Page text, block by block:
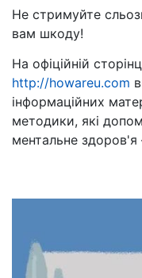
Не стримуйте
вам шкоду!
На офіційній
http://howareu.com
інформаційних
методики, які
ментальне